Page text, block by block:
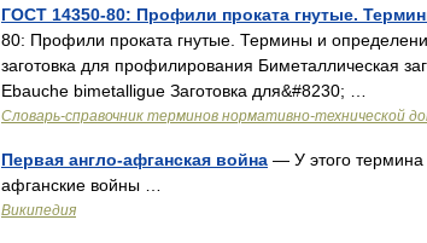
ГОСТ 14350-80: Профили проката гнутые.
80: Профили проката гнутые. Термины и
заготовка для профилирования Биметаллическая
Ebauche bimetalligue Заготовка для&#8230; …
Словарь-справочник терминов нормативно-технической
Первая англо-афганская война — У этого термина
афганские войны …
Википедия